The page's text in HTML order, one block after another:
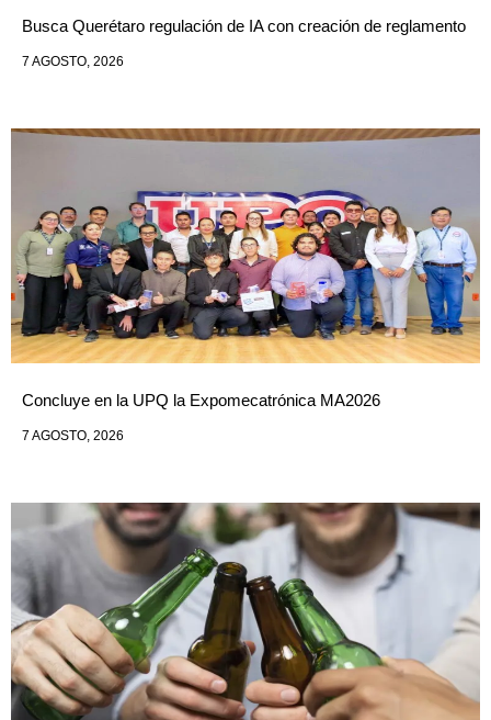
Busca Querétaro regulación de IA con creación de reglamento
7 AGOSTO, 2026
Concluye en la UPQ la Expomecatrónica MA2026
7 AGOSTO, 2026